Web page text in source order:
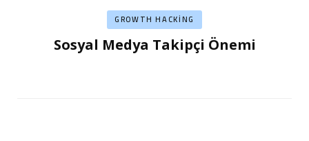
GROWTH HACKING
Sosyal Medya Takipçi Önemi